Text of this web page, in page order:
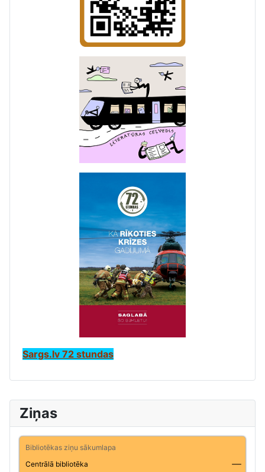
Ziņas
Bibliotēkas ziņu sākumlapa
Centrālā bibliotēka
Sargs.lv 72 stundas